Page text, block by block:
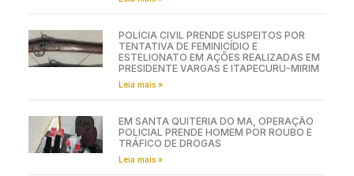
POLÍCIA CIVIL PRENDE SUSPEITOS POR
TENTATIVA DE FEMINICÍDIO E
ESTELIONATO EM AÇÕES REALIZADAS EM
PRESIDENTE VARGAS E ITAPECURU-MIRIM
Leia mais »
EM SANTA QUITÉRIA DO MA, OPERAÇÃO
POLICIAL PRENDE HOMEM POR ROUBO E
TRÁFICO DE DROGAS
Leia mais »